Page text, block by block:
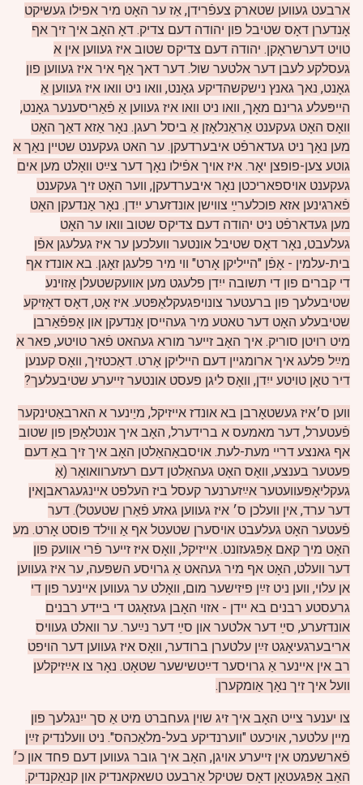
ארבעט געווען שטארק צעפֿרידן, אַז ער האָט מיר אפילו געשיקט
אָנדערן דאָס שטיבל פון יהודה דעם צדיק. דאָ האָב איך זיך אף
טויט דערשראָקן. יהודה דעם צדיקס שטוב איז געווען אין א
געסלקע לעבן דער אלטער שול. דער דאך אַף איר איז געווען פון
גאָנט, נאך גאנץ נישקשהדיקע גאָנט, וואו ניט וואו איז געווען אַ
הייפּעלע גרינם מאָך, וואו ניט וואו איז געווען אַ פֿאַריסענער גאָנט,
וואָס האָט געקענט אַראַנלאָזן אַ ביסל רעגן. נאָר אַזא דאַך האָט
מען נאָך ניט געדארפֿט איבערדעקן. ער האט געקענט שטיין נאַך א
גוטע צען-פופצן יאָר. איז אויך אפֿילו נאָך דער צײַט וואָלט מען אים
געקענט אויספאריכטן נאָר איבערדעקן, ווער האָט זיך געקענט
פֿארגינען אזא פוכלערײַ צווישן אונדזערע ייִדן. נאָר אַנדעקן האָט
מען געדארפֿט ניט יהודה דעם צדיקס שטוב וואו ער האָט
געלעבט, נאָר דאָס שטיבל אונטער וועלכען ער איז געלעגן אפֿן
בית-עלמין - אָפֿן "הייליקן אָרט" ווי מיר פלעגן זאָגן. בא אונדז אף
די קברים פון די תשובה ייִדן פלעגט מען אוועקשטעלן אַזוינע
שטיבעלעך פון ברעטער צונויפגעקלאַפּטע. איז אָט, דאָס דאָזיקע
שטיבעלע האָט דער טאטע מיר געהייסן אָנדעקן און אָפּפֿאַרבן
מיט רויטן סוריק. איך האָב זייער מורא געהאט פֿאר טויטע, פאר א
מײַל פלעג איך ארומגיין דעם הייליקן אָרט. דאַכטזיך, וואָס קענען
דיר טאָן טויטע ייִדן, וואָס ליגן פעסט אונטער זייערע שטיבעלעך?
ווען ס׳איז געשטאָרבן בא אונדז אייזיקל, מיַינער א הארבאַטינקער
פֿעטערל, דער מאמעס א ברידערל, האָב איך אנטלאָפן פון שטוב
אף גאנצע דריי מעת-לעת. אויסבאַהאַלטן האָב איך זיך באַ דעם
פעטער בענצע, וואָס האָט געהאַלטן דעם רעזערוואואָר (אַ
געקליאָפּעוועטער אײַזערנער קעסל ביז העלפט איינגעגראבןאין
דער ערד, אין וועלכן ס׳ איז געווען גאזע פֿאַרן שטעטל). דער
פֿעטער האָט געלעבט אויסערן שטעטל אף אַ ווילד פּוסט אָרט. מע
האָט מיך קאם אָפּגעזונט. אייזיקל, וואָס איז זייער פֿרי אוועק פון
דער וועלט, האָט אף מיר געהאט אַ גרויסע השפּעה, ער איז געווען
אן עלוי, ווען ניט זײַן פיזישער מום, וואָלט ער געווען איינער פון די
גרעסטע רבנים בא יידן - אזוי האָבן געזאָגט די ביידע רבנים
אונדזערע, סײַ דער אלטער און סײַ דער נײַער. ער וואלט געוויס
אריבערגעיאָגט זײַן עלטערן ברודער, וואָס איז געווען דער הויפט
רב אין איינער אַ גרויסער דײַטשישער שטאָט. נאָר צו אײַזיקלען
וועל איך זיך נאָך אַומקערן.
צו יענער צייט האָב איך זיג שוין געחברט מיט אַ סך ייִנגלעך פון
מיין עלטער, אויכעט "ווערנדיקע בעל-מלאַכהס". ניט וועלנדיק זײַן
פֿארשעמט אין זייערע אויגן, האָב איך גובר געווען דעם פחד און כ׳
האַב אָפּגעטאָן דאָס שטיקל אַרבעט טשאקאנדיק און קנאַקנדיק.